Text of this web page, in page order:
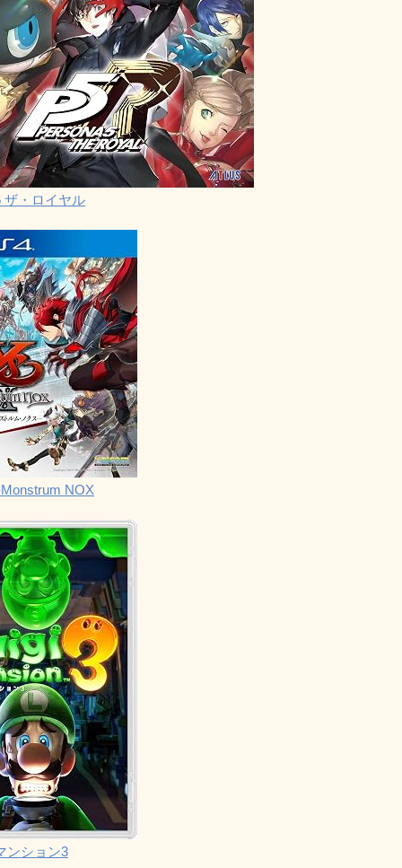
ザ・ロイヤル
NOX
ンション3